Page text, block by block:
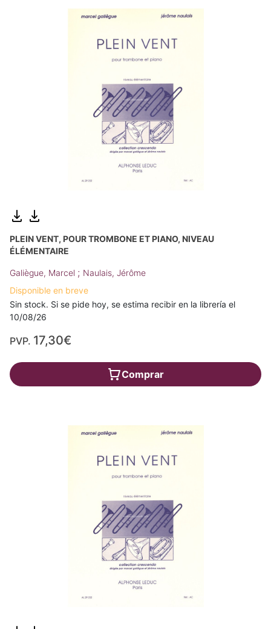
PLEIN VENT, POUR TROMBONE ET PIANO, NIVEAU
ÉLÉMENTAIRE
Galiègue, Marcel ; Naulais, Jérôme
Disponible en breve
Sin stock. Si se pide hoy, se estima recibir en la librería el
10/08/26
PVP. 17,30€
Comprar